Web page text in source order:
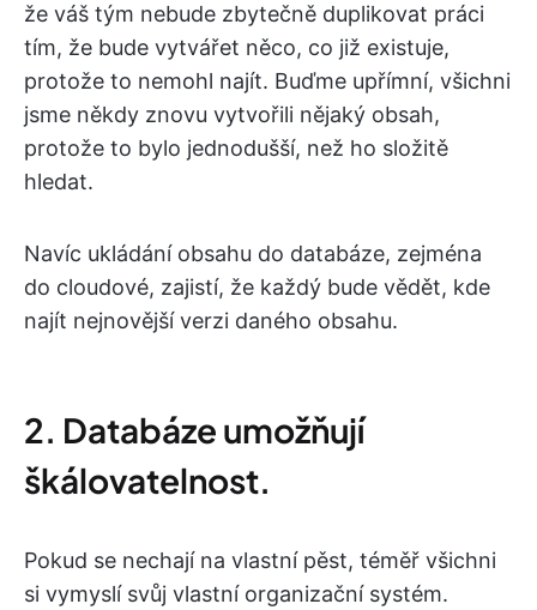
že váš tým nebude zbytečně duplikovat práci
tím, že bude vytvářet něco, co již existuje,
protože to nemohl najít. Buďme upřímní, všichni
jsme někdy znovu vytvořili nějaký obsah,
protože to bylo jednodušší, než ho složitě
hledat.
Navíc ukládání obsahu do databáze, zejména
do cloudové, zajistí, že každý bude vědět, kde
najít nejnovější verzi daného obsahu.
2. Databáze umožňují
škálovatelnost.
Pokud se nechají na vlastní pěst, téměř všichni
si vymyslí svůj vlastní organizační systém.